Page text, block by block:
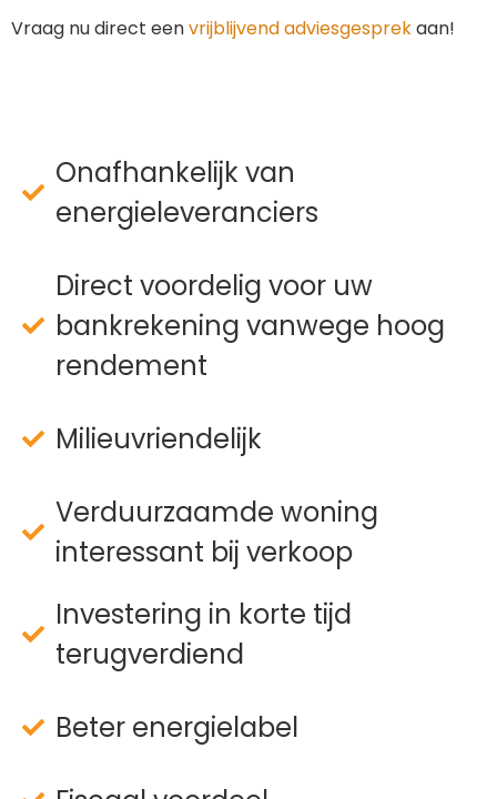
Vraag nu direct eenvrijblijvend adviesgesprekaan!
Onafhankelijk van
energieleveranciers
Direct voordelig voor uw
bankrekening vanwege hoog
rendement
Milieuvriendelijk
Verduurzaamde woning
interessant bij verkoop
Investering in korte tijd
terugverdiend
Beter energielabel